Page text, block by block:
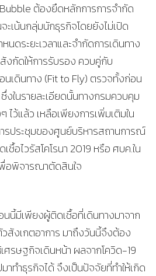
ต้องยึดหลักการการจำกัด
ะเน้นกลุ่มนักธุรกิจโดยยังไม่เปิด
นดระยะเวลาและจำกัดการเดินทาง
กัดให้การรับรอง ควบคู่กับ
เดินทาง (Fit to Fly) ตรวจทั้งก่อน
งในรายละเอียดนั้นทางกรมควบคุม
ไว้แล้ว เหลือเพียงการเพิ่มเติมใน
ารประชุมของศูนย์บริหารสถานการณ์
ชื้อไวรัสโคโรนา 2019 หรือ ศบค.ใน
อพิจารณาตัดสินใจ
นนี้มีเพียงผู้ติดเชื้อที่เดินทางมาจาก
สังเกตอาการ มาถึงวันนี้จึงต้อง
ศรษฐกิจเดินหน้า ผลจากโควิด-19
มาทำธุรกิจได้ จึงเป็นปัจจัยที่ทำให้เกิด